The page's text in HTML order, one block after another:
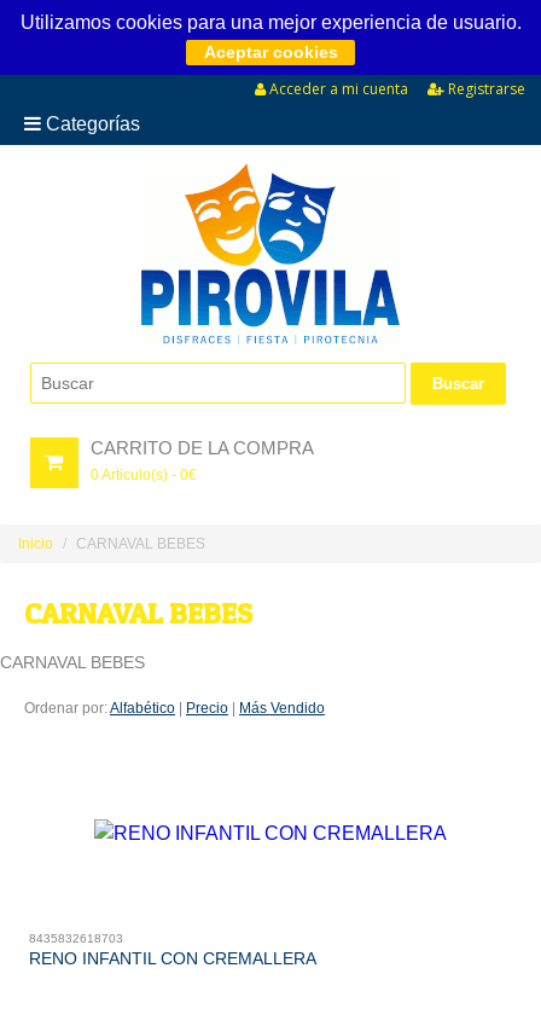
Utilizamos cookies para una mejor experiencia de usuario.
Aceptar cookies
Acceder a mi cuenta
Registrarse
Categorías
CARRITO DE LA COMPRA
0Articulo(s) - 0€
Inicio CARNAVAL BEBES
CARNAVAL BEBES
CARNAVAL BEBES
Ordenar por:Alfabético Precio Más Vendido
8435832618703
RENO INFANTIL CON CREMALLERA